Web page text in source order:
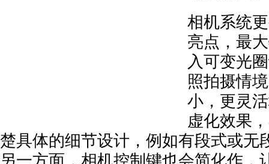
相机系统
亮点，最
入可变光
照拍摄情
小，更灵
虚化效果
楚具体的细节设计，例如有段式或无
另一方面，相机控制键也会简化作，